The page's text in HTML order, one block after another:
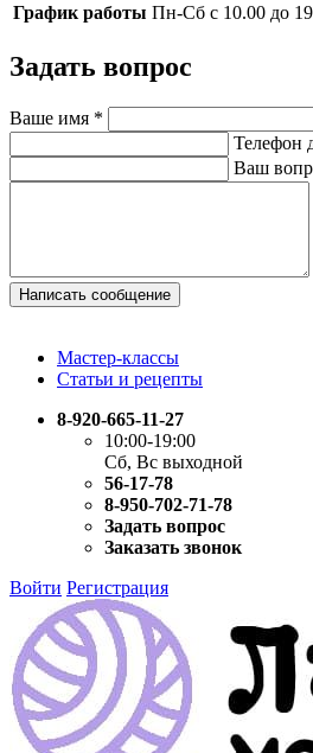
График работы Пн-Сб с 10.00 до
Задать вопрос
Ваше имя *
Телефон
Ваш
Написать сообщение
Мастер-классы
Статьи и рецепты
8-920-665-11-27
10:00-19:00
Сб, Вс выходной
56-17-78
8-950-702-71-78
Задать вопрос
Заказать звонок
Войти Регистрация